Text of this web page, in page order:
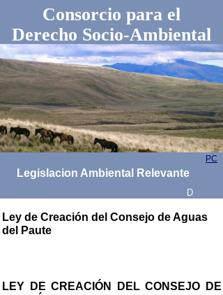
Consorcio para el
Derecho Socio-Ambiental
PC
D
Legislacion Ambiental Relevante
Ley de Creación del Consejo de Aguas
del Paute
LEY DE CREACIÓN DEL CONSEJO DE